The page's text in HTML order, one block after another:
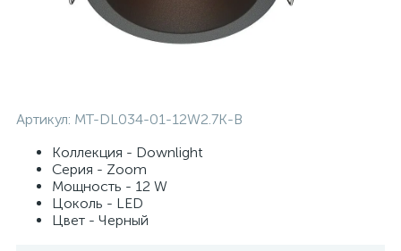
Артикул: MT-DL034-01-12W2.7K-B
Коллекция - Downlight
Серия - Zoom
Мощность - 12 W
Цоколь - LED
Цвет - Черный